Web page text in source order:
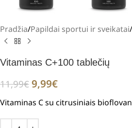
Pradžia Papildai sportui ir sveikatai
Vitaminas C+100 tablečių
11,99€ 9,99€
Vitaminas C su citrusiniais